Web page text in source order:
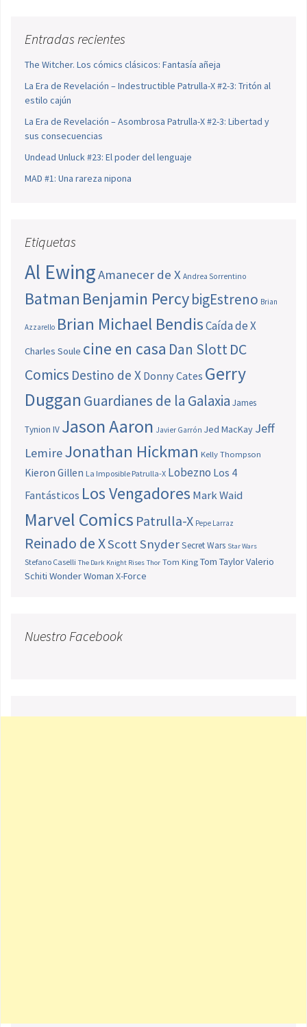
Entradas recientes
The Witcher. Los cómics clásicos: Fantasía añeja
La Era de Revelación – Indestructible Patrulla-X #2-3: Tritón al
estilo cajún
La Era de Revelación – Asombrosa Patrulla-X #2-3: Libertad y
sus consecuencias
Undead Unluck #23: El poder del lenguaje
MAD #1: Una rareza nipona
Etiquetas
Al EwingAmanecer de X Andrea Sorrentino
Batman Benjamin PercybigEstreno Brian
Azzarello Brian Michael BendisCaída de X
Charles Soule cine en casa Dan SlottDC
Comics Destino de X Donny Cates Gerry
Duggan Guardianes de la Galaxia James
Tynion IV Jason Aaron Javier Garrón Jed MacKay Jeff
LemireJonathan Hickman Kelly Thompson
Kieron Gillen La Imposible Patrulla-X Lobezno Los 4
Fantásticos Los Vengadores Mark Waid
Marvel Comics Patrulla-X Pepe Larraz
Reinado de XScott SnyderSecret Wars Star Wars
Stefano Caselli The Dark Knight Rises Thor Tom King Tom TaylorValerio
Schiti Wonder Woman X-Force
Nuestro Facebook